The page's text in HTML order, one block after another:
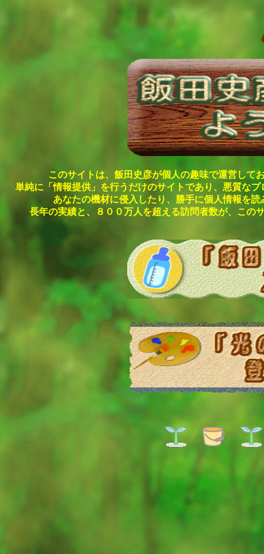
このサイトは、飯田史彦が個人の趣味で運営して
単純に「情報提供」を行うだけのサイトであり、悪質な
あなたの機材に侵入したり、勝手に個人情報を
長年の実績と、８００万人を超える訪問者数が、この